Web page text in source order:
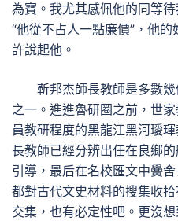
為寶。我尤其感佩他的同等
“他從不占人一點廉價”，他
許說起他。
靳邦杰師長教師是多數
之一。進進魯研圈之前，世
員教研程度的黑龍江黑河璦
長教師已經分辨出任在良鄉
引導，最后在名校匯文中黌
都對古代文史材料的搜集收
交集，也有必定性吧。更沒